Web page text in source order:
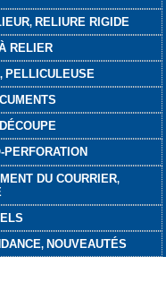
, RELIURE RIGIDE
RELIER
, PELLICULEUSE
DÉCOUPE
PERFORATION
DU COURRIER,
, NOUVEAUTÉS